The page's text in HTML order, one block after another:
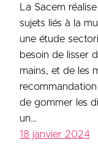
La Sacem
sujets liés à la
une étude
besoin de lisser
mains, et de les
de gommer les
un…
18 janvier 2024